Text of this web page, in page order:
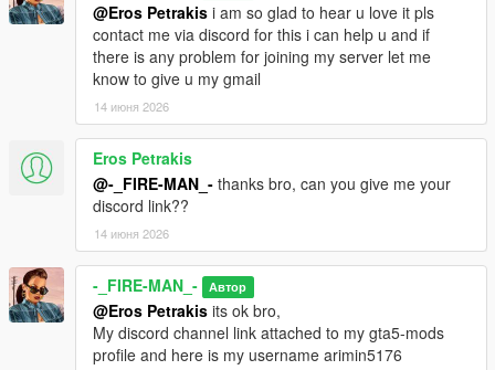
@Eros Petrakis i am so glad to hear u love it pls
contact me via discord for this i can help u and if
there is any problem for joining my server let me
know to give u my gmail
14 июня 2026
Eros Petrakis
@-_FIRE-MAN_- thanks bro, can you give me your
discord link??
14 июня 2026
-_FIRE-MAN_- Автор
@Eros Petrakis its ok bro,
My discord channel link attached to my gta5-mods
profile and here is my username arimin5176